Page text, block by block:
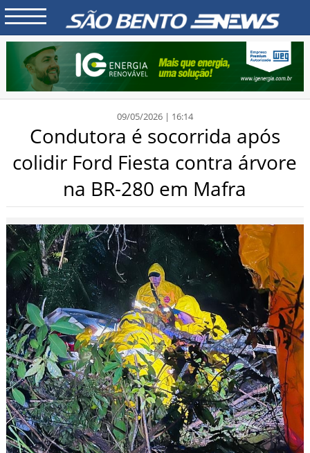
09/05/2026 | 16:14
Condutora é socorrida após
colidir Ford Fiesta contra árvore
na BR-280 em Mafra